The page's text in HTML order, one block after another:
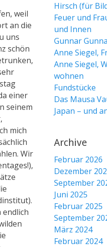
weil
an die
uns
schön
einer
seinem
mich
Wir
endlich
Hirsch (für
Feuer und
und Innen
Gunnar
Anne Siegel,
Anne Siegel,
wohnen
Fundstücke
Das Mausa
Japan – und
Archive
Februar 2026
Dezember
September
Juni 2025
Februar 2025
September
März 2024
Februar 2024